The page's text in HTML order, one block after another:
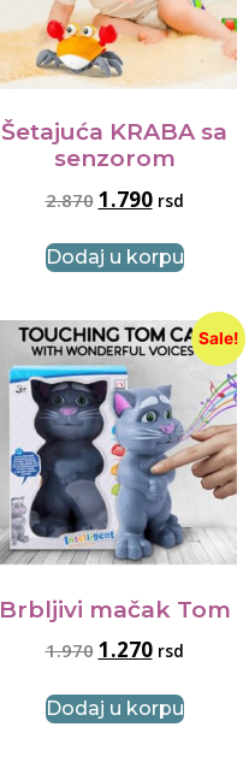
Šetajuća KRABA sa
senzorom
2.870 1.790 rsd
Dodaj u korpu
Sale!
Brbljivi mačak Tom
1.970 1.270 rsd
Dodaj u korpu